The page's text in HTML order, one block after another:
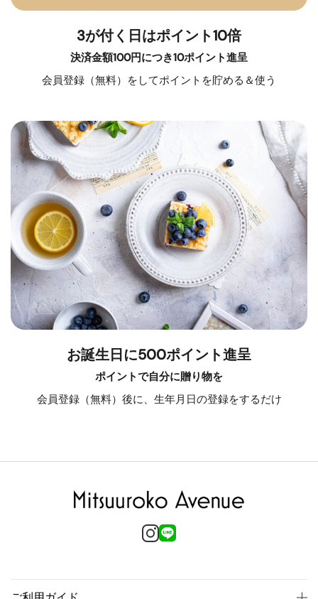
3が付く日はポイント10倍
決済金額100円につき10ポイント進呈
会員登録（無料）をしてポイントを貯める＆使う
お誕生日に500ポイント進呈
ポイントで自分に贈り物を
会員登録（無料）後に、生年月日の登録をするだけ